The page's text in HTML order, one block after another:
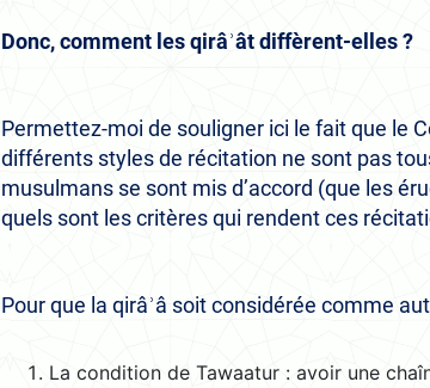
Donc, comment les qirâʾât diffèrent-elles ?
Permettez-moi de souligner ici le fait que le
différents styles de récitation ne sont pas
musulmans se sont mis d’accord (que les
quels sont les critères qui rendent ces
Pour que la qirâʾâ soit considérée comme
La condition de Tawaatur : avoir une